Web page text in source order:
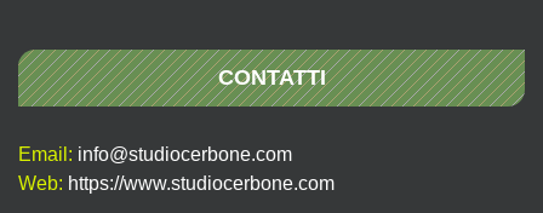
CONTATTI
Email: info@studiocerbone.com
Web: https://www.studiocerbone.com